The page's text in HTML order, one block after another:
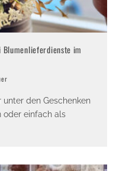
Blumenlieferdienste im
unter den Geschenken
oder einfach als